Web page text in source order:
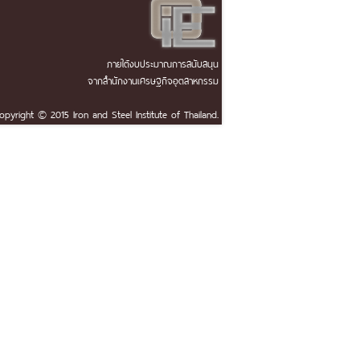
ภายใต้งบประมาณการสนับสนุน
จากสำนักงานเศรษฐกิจอุตสาหกรรม
© 2015 Iron and Steel Institute of Thailand.